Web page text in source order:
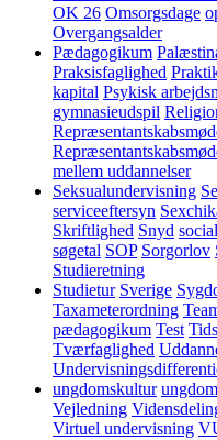
OK 26 Omsorgsdage
Overgangsalder
Pædagogikum
Praksisfaglighed
kapital Psykisk
gymnasieudspil
mellem uddannelser
Seksualundervisning
serviceeftersyn
Skriftlighed Snyd
søgetal SOP Sorgorlov
Studieretning
Studietur Sverige
Taxameterordning
pædagogikum Test
Tværfaglighed
ungdomskultur
Vejledning
Virtuel undervisning